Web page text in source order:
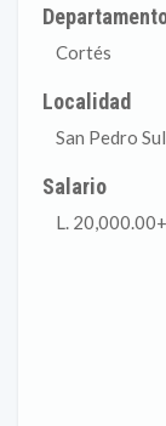
Cortés
Localidad
San Pedro
Salario
L.